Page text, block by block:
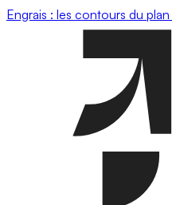
Engrais : les contours du